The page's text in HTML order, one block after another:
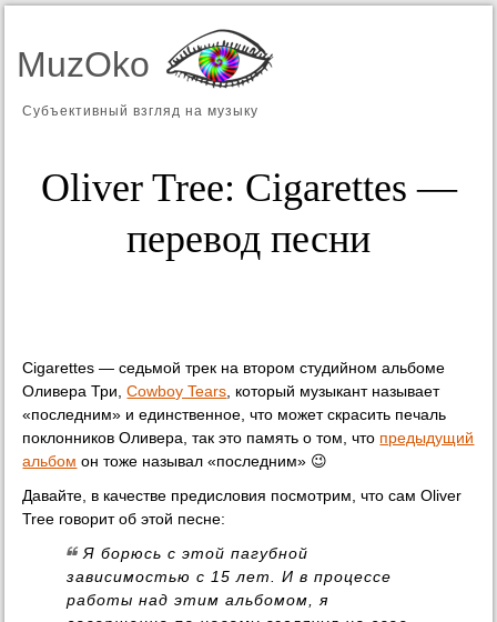
MuzOko
Субъективный взгляд на музыку
Oliver Tree: Cigarettes —
перевод песни
Cigarettes — седьмой трек на втором студийном альбоме
Оливера Три,Cowboy Tears , который музыкант называет
«последним» и единственное, что может скрасить печаль
поклонников Оливера, так это память о том, что предыдущий
альбом он тоже называл «последним» 😉
Давайте, в качестве предисловия посмотрим, что сам Oliver
Tree говорит об этой песне:
Я борюсь с этой пагубной
зависимостью с 15 лет. И в процессе
работы над этим альбомом, я